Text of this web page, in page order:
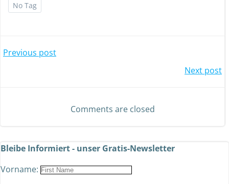
No Tag
Previous post
Next post
Comments are closed
Bleibe Informiert - unser Gratis-Newsletter
Vorname: